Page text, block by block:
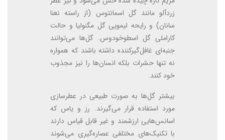
زردآلو مانند گل اسمانتوس (از راسته نعنا
سانان) و رایحه لیمویی گل مگنولیا و حالت
کاراملی گل اسطوخودوس. گل‌ها می‌توانند
جنبه‌ای غافل‌گیر‌کننده داشته باشند که همواره
نه تنها حشرات بلکه انسان‌ها را نیز مجذوب
خود کنند.
بیشتر گل‌ها به صورت طبیعی در عطرسازی
مورد استفاده قرار می‌گیرند. رز و یاس که
اسانس‌هایی ارزشمند و غیر قابل قیاس دارند
با تکنیک‌های مختلفی عصاره‌گیری می‌شوند